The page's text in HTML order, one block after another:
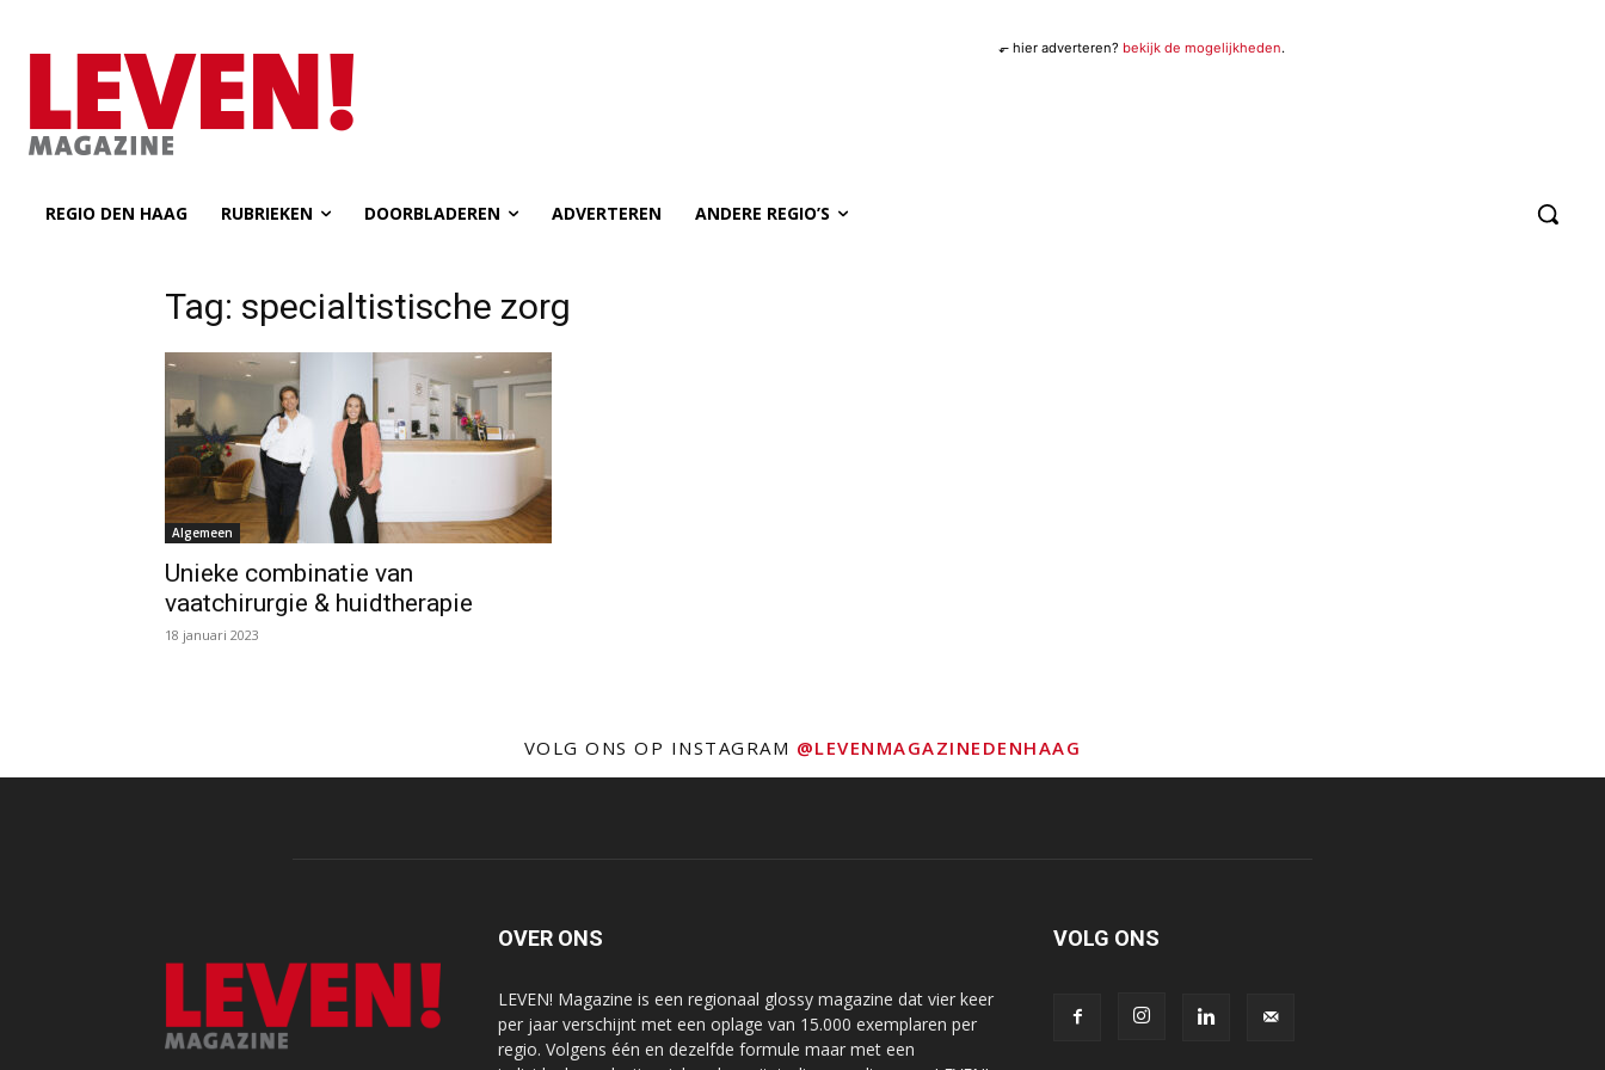
⬐ hier adverteren? bekijk de mogelijkheden.
REGIO DEN HAAG RUBRIEKEN DOORBLADEREN ADVERTEREN ANDERE REGIO’S
Tag: specialtistische zorg
Algemeen
Unieke combinatie van
vaatchirurgie & huidtherapie
18 januari 2023
VOLG ONS OP INSTAGRAM @LEVENMAGAZINEDENHAAG
OVER ONS
LEVEN! Magazine is een regionaal glossy magazine dat vier keer
per jaar verschijnt met een oplage van 15.000 exemplaren per
regio. Volgens één en dezelfde formule maar met een
VOLG ONS